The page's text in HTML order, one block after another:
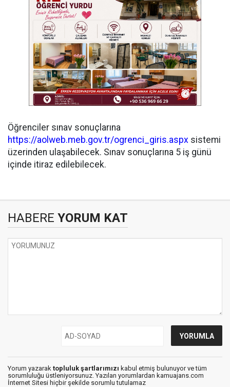
Öğrenciler sınav sonuçlarına
https://aolweb.meb.gov.tr/ogrenci_giris.aspx sistemi
üzerinden ulaşabilecek. Sınav sonuçlarına 5 iş günü
içinde itiraz edilebilecek.
HABERE YORUM KAT
Yorum yazarak topluluk şartlarımızı kabul etmiş bulunuyor ve tüm
sorumluluğu üstleniyorsunuz. Yazılan yorumlardan kamuajans.com
İnternet Sitesi hiçbir şekilde sorumlu tutulamaz